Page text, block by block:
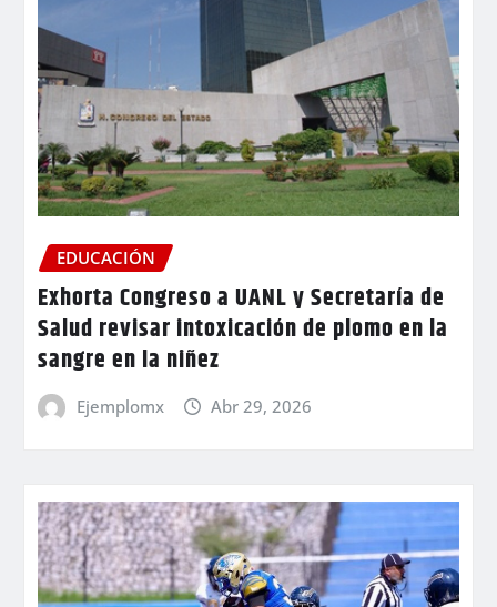
EDUCACIÓN
Exhorta Congreso a UANL y Secretaría de
Salud revisar intoxicación de plomo en la
sangre en la niñez
Ejemplomx Abr 29, 2026